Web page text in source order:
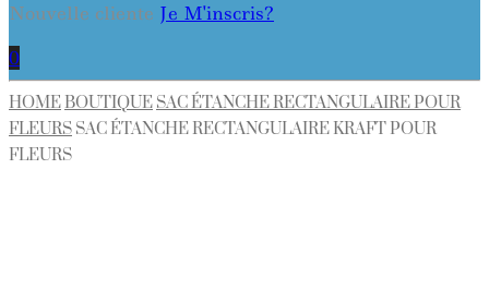
Nouvelle cliente Je M'inscris?
0
HOME BOUTIQUE SAC ÉTANCHE RECTANGULAIRE POUR
FLEURS SAC ÉTANCHE RECTANGULAIRE KRAFT POUR
FLEURS